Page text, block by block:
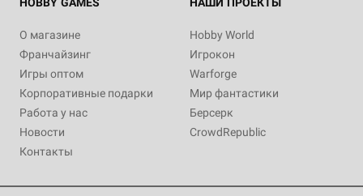
HOBBY GAMES
О магазине
Франчайзинг
Игры оптом
Корпоративные подарки
Работа у нас
Новости
Контакты
НАШИ ПРОЕКТЫ
Hobby World
Игрокон
Warforge
Мир фантастики
Берсерк
CrowdRepublic